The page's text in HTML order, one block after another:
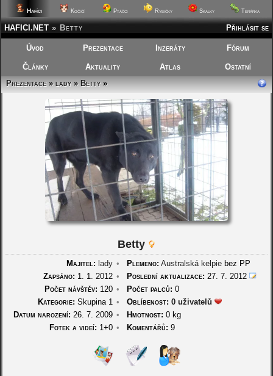
Hafíci Kočičí Ptáčci Rybičky Skalky Terárka
Přihlásit se
HAFICI.NET » Betty
Úvod Prezentace Inzeráty Fórum
Články Aktuality Atlas
Ostatní
Prezentace»lady»Betty»
Betty
Majitel: lady • Plemeno: Australská kelpie bez PP
Zapsáno: 1. 1. 2012 • Poslední aktualizace: 27. 7. 2012
Počet návštěv: 120 • Počet palců: 0
Kategorie: Skupina 1 • Oblíbenost: 0 uživatelů
Datum narození: 26. 7. 2009 • Hmotnost: 0 kg
Fotek a videí: 1+0 • Komentářů: 9